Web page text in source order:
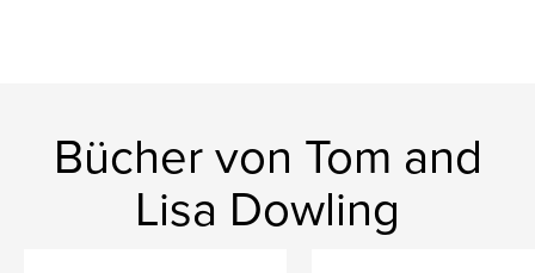
Bücher von Tom and
Lisa Dowling